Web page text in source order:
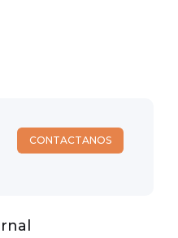
CONTACTANOS